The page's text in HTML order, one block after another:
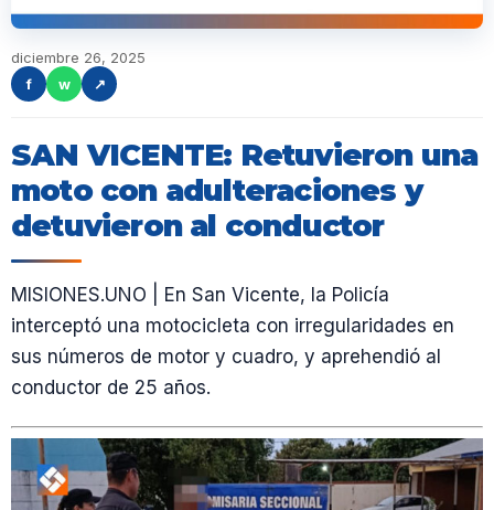
diciembre 26, 2025
f
w ↗
SAN VICENTE: Retuvieron una
moto con adulteraciones y
detuvieron al conductor
MISIONES.UNO | En San Vicente, la Policía
interceptó una motocicleta con irregularidades en
sus números de motor y cuadro, y aprehendió al
conductor de 25 años.